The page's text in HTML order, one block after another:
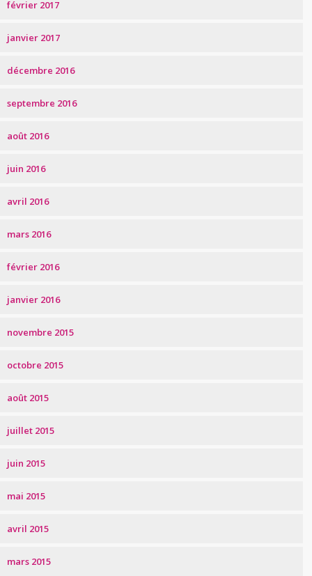
février 2017
janvier 2017
décembre 2016
septembre 2016
août 2016
juin 2016
avril 2016
mars 2016
février 2016
janvier 2016
novembre 2015
octobre 2015
août 2015
juillet 2015
juin 2015
mai 2015
avril 2015
mars 2015